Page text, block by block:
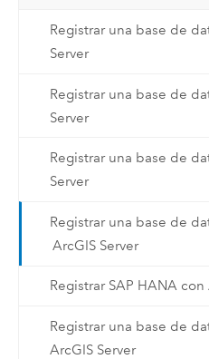
Registrar una base de
Server
Registrar una base de
Server
Registrar una base de
Server
Registrar una base de
ArcGIS Server
Registrar SAP HANA con
Registrar una base de
ArcGIS Server